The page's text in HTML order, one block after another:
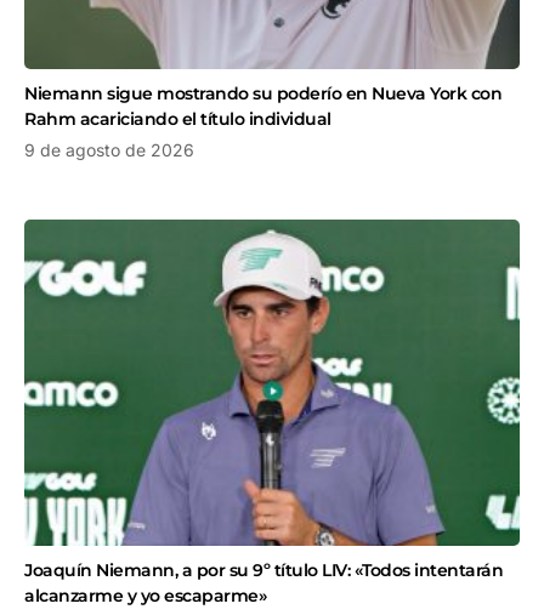
Niemann sigue mostrando su poderío en Nueva York con
Rahm acariciando el título individual
9 de agosto de 2026
Joaquín Niemann, a por su 9º título LIV: «Todos intentarán
alcanzarme y yo escaparme»